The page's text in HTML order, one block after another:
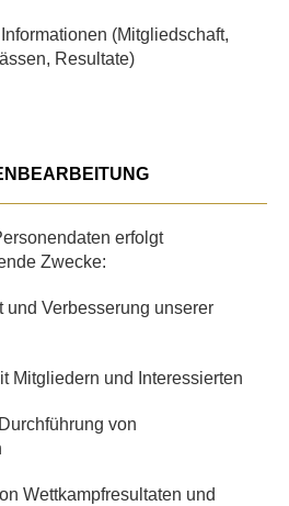
(Mitgliedschaft,
Resultate)
erfolgt
Zwecke:
und Verbesserung unserer
Mitgliedern und Interessierten
von
Wettkampfresultaten und